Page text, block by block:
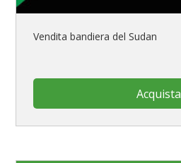
Vendita bandiera del Sudan
Acquista